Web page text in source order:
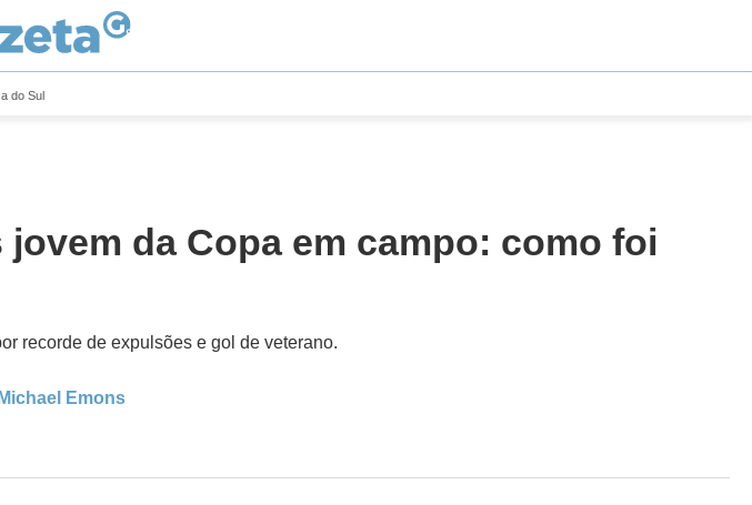
do Sul
da Copa em campo: como foi
recorde de expulsões e gol de veterano.
Michael Emons